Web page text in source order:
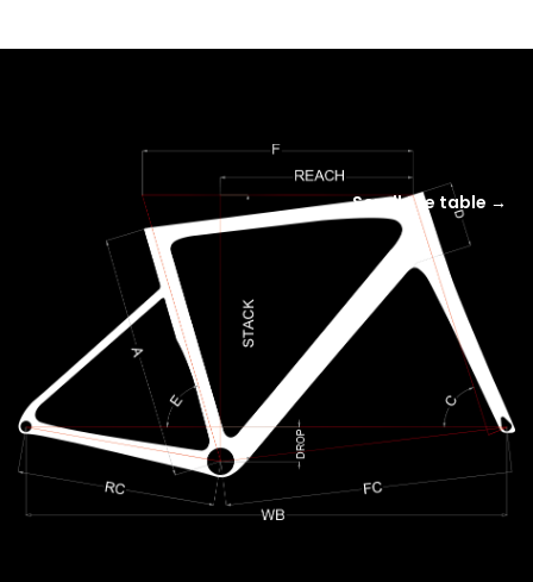
Scroll the table →